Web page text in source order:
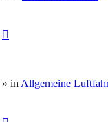
» in Allgemeine